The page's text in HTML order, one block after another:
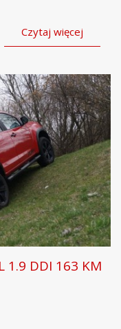
Czytaj więcej
1.9 DDI 163 KM